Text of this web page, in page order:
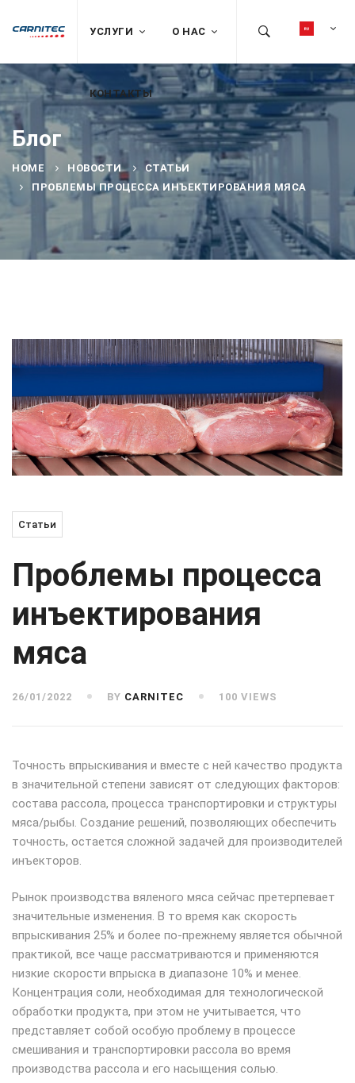
УСЛУГИ О НАС
КОНТАКТЫ
Блог
HOME НОВОСТИ
СТАТЬИ
ПРОБЛЕМЫ ПРОЦЕССА ИНЪЕКТИРОВАНИЯ МЯСА
Статьи
Проблемы процесса
инъектирования
мяса
26/01/2022 BY CARNITEC 100 VIEWS
Точность впрыскивания и вместе с ней качество продукта
в значительной степени зависят от следующих факторов:
состава рассола, процесса транспортировки и структуры
мяса/рыбы. Создание решений, позволяющих обеспечить
точность, остается сложной задачей для производителей
инъекторов.
Рынок производства вяленого мяса сейчас претерпевает
значительные изменения. В то время как скорость
впрыскивания 25% и более по-прежнему является обычной
практикой, все чаще рассматриваются и применяются
низкие скорости впрыска в диапазоне 10% и менее.
Концентрация соли, необходимая для технологической
обработки продукта, при этом не учитывается, что
представляет собой особую проблему в процессе
смешивания и транспортировки рассола во время
производства рассола и его насыщения солью.